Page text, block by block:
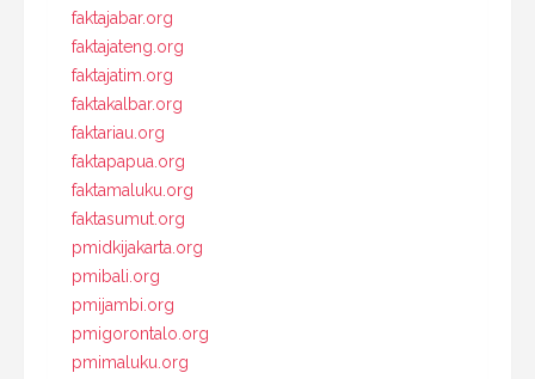
faktajabar.org
faktajateng.org
faktajatim.org
faktakalbar.org
faktariau.org
faktapapua.org
faktamaluku.org
faktasumut.org
pmidkijakarta.org
pmibali.org
pmijambi.org
pmigorontalo.org
pmimaluku.org